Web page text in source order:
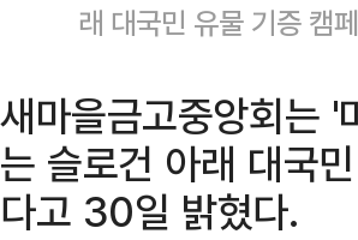
래 대국민 유물 기증 캠
새마을금고중앙회는
는 슬로건 아래 대국
다고 30일 밝혔다.